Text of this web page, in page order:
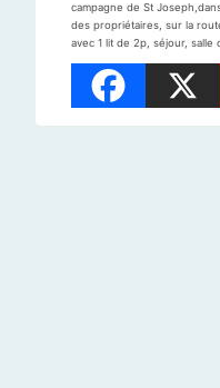
campagne de St
des propriétaires, sur la
avec 1 lit de 2p, séjour, salle